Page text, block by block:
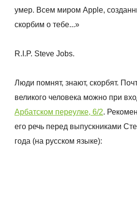
умер. Всем миром Apple,
скорбим о тебе...»
R.I.P. Steve Jobs.
Люди помнят, знают, скорбят.
великого человека можно при
Арбатском переулке, 6/2.
его речь перед выпускниками
года (на русском языке):